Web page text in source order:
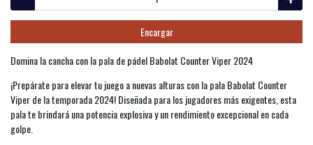
Encargar
Domina la cancha con la pala de pádel Babolat Counter Viper 2024
¡Prepárate para elevar tu juego a nuevas alturas con la pala Babolat Counter
Viper de la temporada 2024! Diseñada para los jugadores más exigentes, esta
pala te brindará una potencia explosiva y un rendimiento excepcional en cada
golpe.